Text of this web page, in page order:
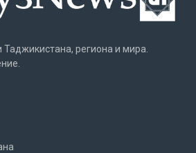
региона и мира.